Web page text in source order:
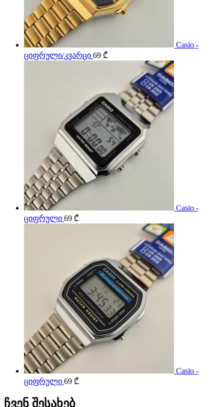
Casio -
ციფრული/კვარცი 69 ₾
Casio -
ციფრული 69 ₾
Casio -
ციფრული 69 ₾
ჩვენ შესახებ